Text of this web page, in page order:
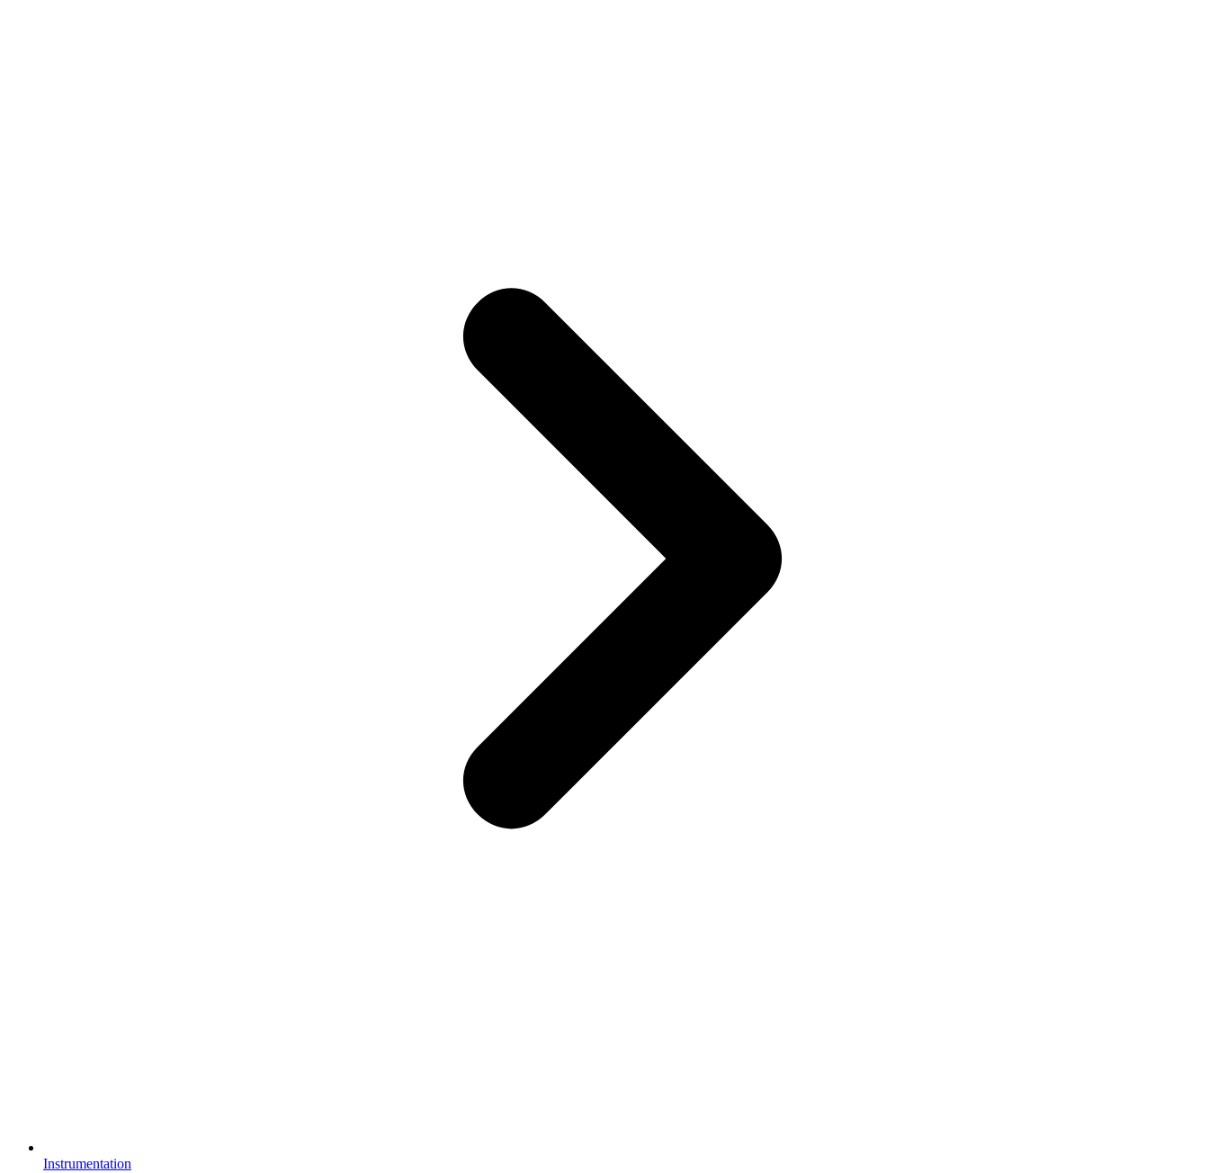
Instrumentation